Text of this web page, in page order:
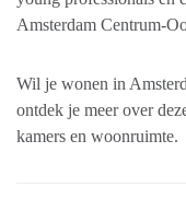
Amsterdam Centrum-
Wil je wonen in
ontdek je meer over
kamers en woonruimte.